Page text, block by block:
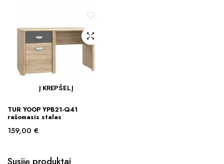
Į KREPŠELĮ
TUR YOOP YPB21-Q41
rašomasis stalas
159,00 €